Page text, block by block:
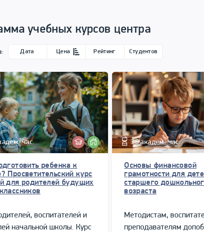
учебных курсов центра
Дата Цена Рейтинг Студентов
час.
ребенка к
Просветительский курс
для родителей будущих
воспитателей и
начальной школы. Курс
36 академ. час.
Основы финансовой
грамотности для
старшего
возраста
Методистам,
преподавателям